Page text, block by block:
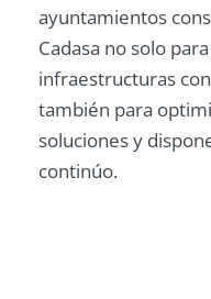
ayuntamientos
Cadasa no solo
infraestructuras
también para
soluciones y
continúo.